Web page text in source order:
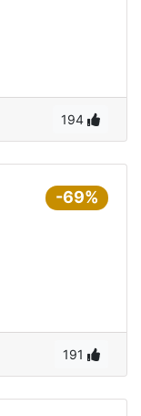
194
-69%
191